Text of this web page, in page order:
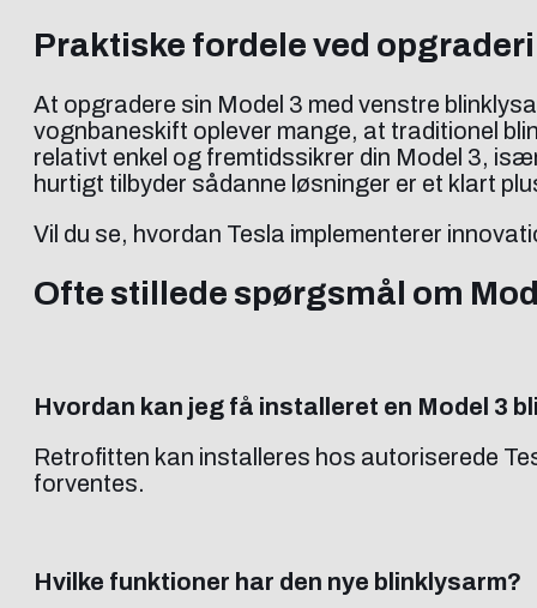
Praktiske fordele ved
At opgradere sin Model 3 med venstre
vognbaneskift oplever mange, at traditionel
relativt enkel og fremtidssikrer din Model 3,
hurtigt tilbyder sådanne løsninger er et klart
Vil du se, hvordan Tesla implementerer
Ofte stillede spørgsmål om
Hvordan kan jeg få installeret en Model 3
Retrofitten kan installeres hos autoriserede
forventes.
Hvilke funktioner har den nye blinklysarm?